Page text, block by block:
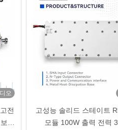
오
전
안
고성능 솔리드 스테이트
모듈 100W 출력 전력